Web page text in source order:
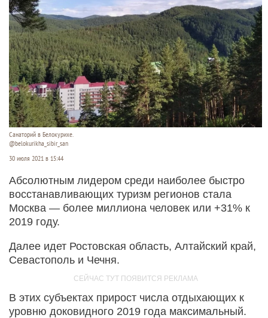
Санаторий в Белокурихе.
@belokurikha_sibir_san
30 июля 2021 в 15:44
Абсолютным лидером среди наиболее быстро
восстанавливающих туризм регионов стала
Москва — более миллиона человек или +31% к
2019 году.
Далее идет Ростовская область, Алтайский край,
Севастополь и Чечня.
В этих субъектах прирост числа отдыхающих к
уровню доковидного 2019 года максимальный.